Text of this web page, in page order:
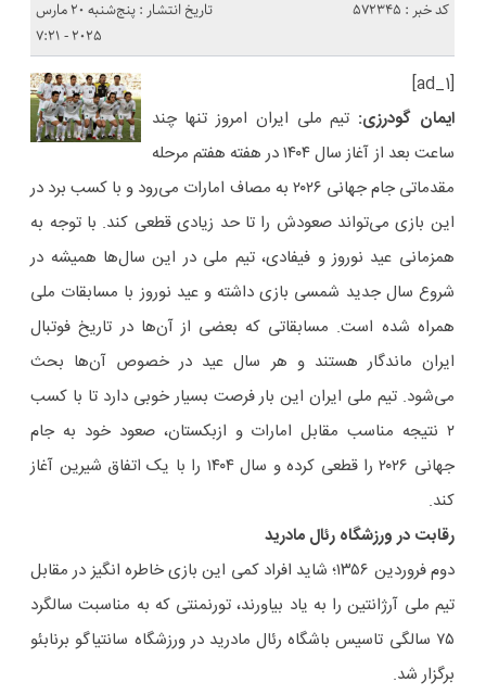
کد خبر : 572345
تاریخ انتشار : پنج‌شنبه 20 مارس
2025 - 7:21
[ad_1]
ایمان گودرزی: تیم ملی ایران امروز تنها چند
ساعت بعد از آغاز سال ۱۴۰۴ در هفته هفتم مرحله
مقدماتی جام جهانی ۲۰۲۶ به مصاف امارات می‌رود و با کسب برد در
این بازی می‌تواند صعودش را تا حد زیادی قطعی کند. با توجه به
همزمانی عید نوروز و فیفادی، تیم ملی در این سال‌ها همیشه در
شروع سال جدید شمسی بازی داشته و عید نوروز با مسابقات ملی
همراه شده است. مسابقاتی که بعضی از آن‌ها در تاریخ فوتبال
ایران ماندگار هستند و هر سال عید در خصوص آن‌ها بحث
می‌شود. تیم ملی ایران این بار فرصت بسیار خوبی دارد تا با کسب
۲ نتیجه مناسب مقابل امارات و ازبکستان، صعود خود به جام
جهانی ۲۰۲۶ را قطعی کرده و سال ۱۴۰۴ را با یک اتفاق شیرین آغاز
کند.
رقابت در ورزشگاه رئال مادرید
دوم فروردین ۱۳۵۶؛ شاید افراد کمی این بازی خاطره انگیز در مقابل
تیم ملی آرژانتین را به یاد بیاورند، تورنمنتی که به مناسبت سالگرد
۷۵ سالگی تاسیس باشگاه رئال مادرید در ورزشگاه سانتیاگو برنابئو
برگزار شد.